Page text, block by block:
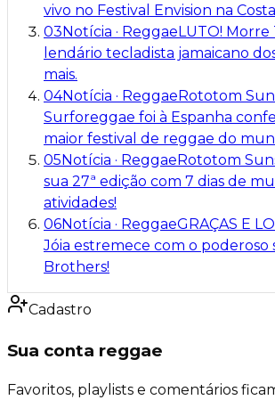
vivo no Festival Envision na
03Notícia · ReggaeLUTO!
lendário tecladista jamaicano
mais.
04Notícia · ReggaeRototom
Surforeggae foi à Espanha
maior festival de reggae do
05Notícia · ReggaeRototom
sua 27ª edição com 7 dias de
atividades!
06Notícia · ReggaeGRAÇAS E
Jóia estremece com o poderoso
Brothers!
Cadastro
Sua conta reggae
Favoritos, playlists e comentários